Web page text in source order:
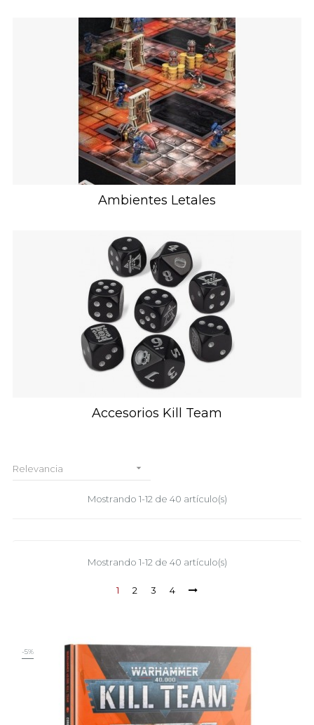
Ambientes Letales
Accesorios Kill Team
Relevancia 
Mostrando 1-12 de 40 artículo(s)
Mostrando 1-12 de 40 artículo(s)
1 2 3 4
-5%